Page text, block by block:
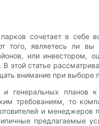
сочетает в
того, являетесь ли
или инвестором,
этой статье
внимание при
и генеральных
требованиям, то
и
предлагаемые